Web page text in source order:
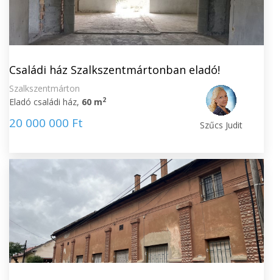
Családi ház Szalkszentmártonban eladó!
Szalkszentmárton
Eladó családi ház, 60 m2
20 000 000 Ft Szűcs Judit